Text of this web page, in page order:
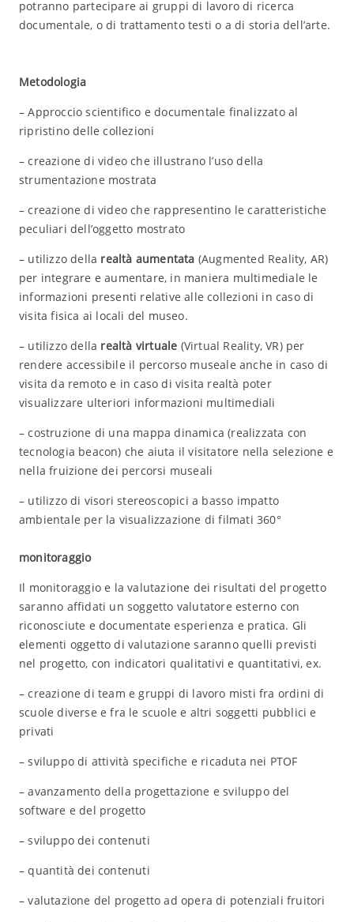
potranno partecipare ai gruppi di lavoro di ricerca
documentale, o di trattamento testi o a di storia dell’arte.
Metodologia
– Approccio scientifico e documentale finalizzato al
ripristino delle collezioni
– creazione di video che illustrano l’uso della
strumentazione mostrata
– creazione di video che rappresentino le caratteristiche
peculiari dell’oggetto mostrato
– utilizzo della realtà aumentata (Augmented Reality, AR)
per integrare e aumentare, in maniera multimediale le
informazioni presenti relative alle collezioni in caso di
visita fisica ai locali del museo.
– utilizzo della realtà virtuale (Virtual Reality, VR) per
rendere accessibile il percorso museale anche in caso di
visita da remoto e in caso di visita realtà poter
visualizzare ulteriori informazioni multimediali
– costruzione di una mappa dinamica (realizzata con
tecnologia beacon) che aiuta il visitatore nella selezione e
nella fruizione dei percorsi museali
– utilizzo di visori stereoscopici a basso impatto
ambientale per la visualizzazione di filmati 360°
monitoraggio
Il monitoraggio e la valutazione dei risultati del progetto
saranno affidati un soggetto valutatore esterno con
riconosciute e documentate esperienza e pratica. Gli
elementi oggetto di valutazione saranno quelli previsti
nel progetto, con indicatori qualitativi e quantitativi, ex.
– creazione di team e gruppi di lavoro misti fra ordini di
scuole diverse e fra le scuole e altri soggetti pubblici e
privati
– sviluppo di attività specifiche e ricaduta nei PTOF
– avanzamento della progettazione e sviluppo del
software e del progetto
– sviluppo dei contenuti
– quantità dei contenuti
– valutazione del progetto ad opera di potenziali fruitori